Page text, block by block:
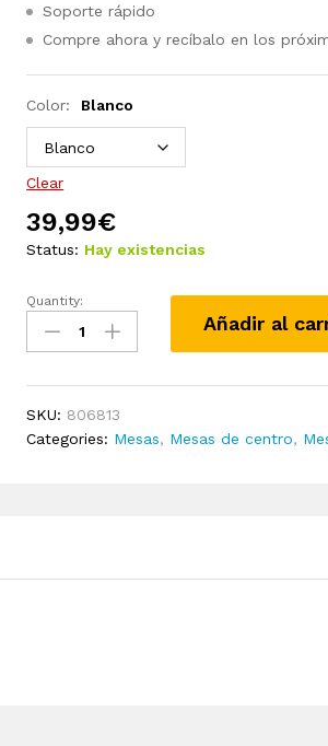
Soporte rápido
Compre ahora y recíbalo en los
Color: Blanco
Clear
39,99€
Status: Hay existencias
Mesas
centro
madera
contrachapada
Quantity:
Añadir al
SKU: 806813
Categories: Mesas, Mesas de centro,